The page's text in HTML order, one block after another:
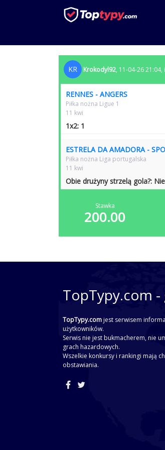
KR Krokodyl92, 11-04-26
RENNES - ANGERS
Piłka nożna Ligue 1
11 kwi
1x2: 1
ESTRELA DA AMADORA -
Piłka nożna Liga portugalska
11 kwi
Obie drużyny strzelą gola?: Nie
Stawka
200.00
TopTypy.com -
TopTypy.com jest serwisem
użytkowników.
Serwis nie jest bukmacherem, nie
grach hazardowych.
Wszelkie konkursy i rankingi mają
obstawiania.